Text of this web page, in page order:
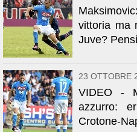
vittoria ma
Juve?
23 OTTOBRE
VIDEO -
azzurro:
Crotone-